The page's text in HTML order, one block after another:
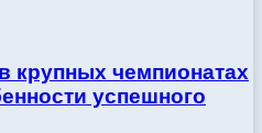
крупных чемпионатах
успешного